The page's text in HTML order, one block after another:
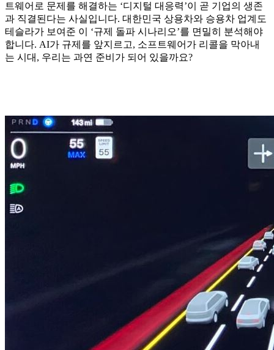
트웨어로 문제를 해결하는 ‘디지털 대응력’이 곧 기업의 생존
과 직결된다는 사실입니다. 대한민국 상용차와 승용차 업계도
테슬라가 보여준 이 ‘규제 돌파 시나리오’를 면밀히 분석해야
합니다. AI가 규제를 앞지르고, 소프트웨어가 리콜을 막아내
는 시대, 우리는 과연 준비가 되어 있을까요?